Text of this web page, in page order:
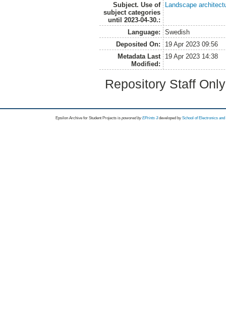
Subject. Use of
subject categories
until 2023-04-30.:
Landscape
Language:
Swedish
Deposited On:
19 Apr 2023 09:56
Metadata Last
Modified:
19 Apr 2023 14:38
Repository Staff
Epsilon Archive for Student Projects is powored byEPrints 3 developed by School of Electronics